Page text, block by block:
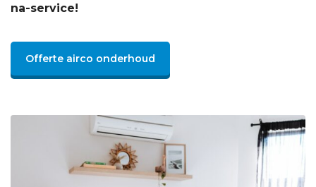
na-service!
Offerte airco onderhoud